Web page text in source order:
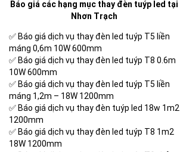
Báo giá các hạng mục thay đèn tuýp led tại
Nhơn Trạch
✅ Báo giá dịch vụ thay đèn led tuýp T5 liền
máng 0,6m 10W 600mm
✅ Báo giá dịch vụ thay đèn led tuýp T8 0.6m
10W 600mm
✅ Báo giá dịch vụ thay đèn led tuýp T5 liền
máng 1,2m – 18W 1200mm
✅ Báo giá dịch vụ thay đèn tuýp led 18w 1m2
1200mm
✅ Báo giá dịch vụ thay đèn led tuýp T8 1m2
18W 1200mm